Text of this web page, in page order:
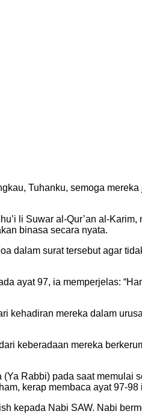
Tuhanku, semoga
li Suwar al-Qur’an al-
binasa secara nyata.
dalam surat tersebut agar
ayat 97, ia memperjelas:
kehadiran mereka dalam
keberadaan mereka
Rabbi) pada saat memulai
kerap membaca ayat 97-
kepada Nabi SAW. Nabi